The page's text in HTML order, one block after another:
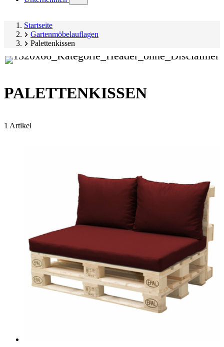
submenu)
Startseite
Gartenmöbelauflagen
Palettenkissen
PALETTENKISSEN
1 Artikel